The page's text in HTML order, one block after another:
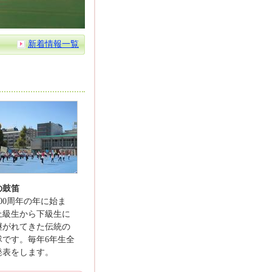
新着情報一覧
鼓笛
周年の年に始ま
級生から下級生に
がれてきた伝統の
です。毎年6年生全
をします。